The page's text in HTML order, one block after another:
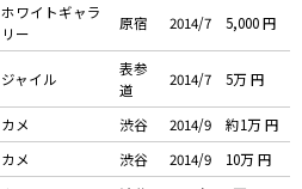
ホワイトギャラ
リー
原宿 2014/7 5,000 円
ジャイル
表参
道
2014/7 5万 円
カメ 渋谷 2014/9
約1万 円
カメ 渋谷 2014/9
10万 円